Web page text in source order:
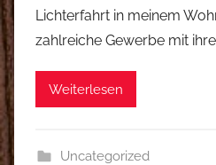
Lichterfahrt in meinem
zahlreiche Gewerbe mit
Weiterlesen
Uncategorized